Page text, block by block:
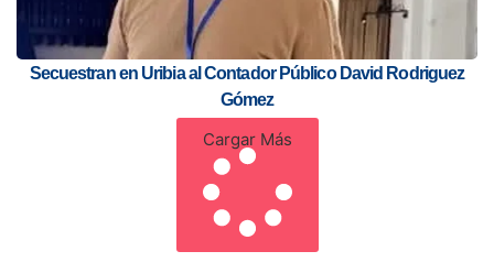
Secuestran en Uribia al Contador Público David Rodriguez
Gómez
Cargar Más